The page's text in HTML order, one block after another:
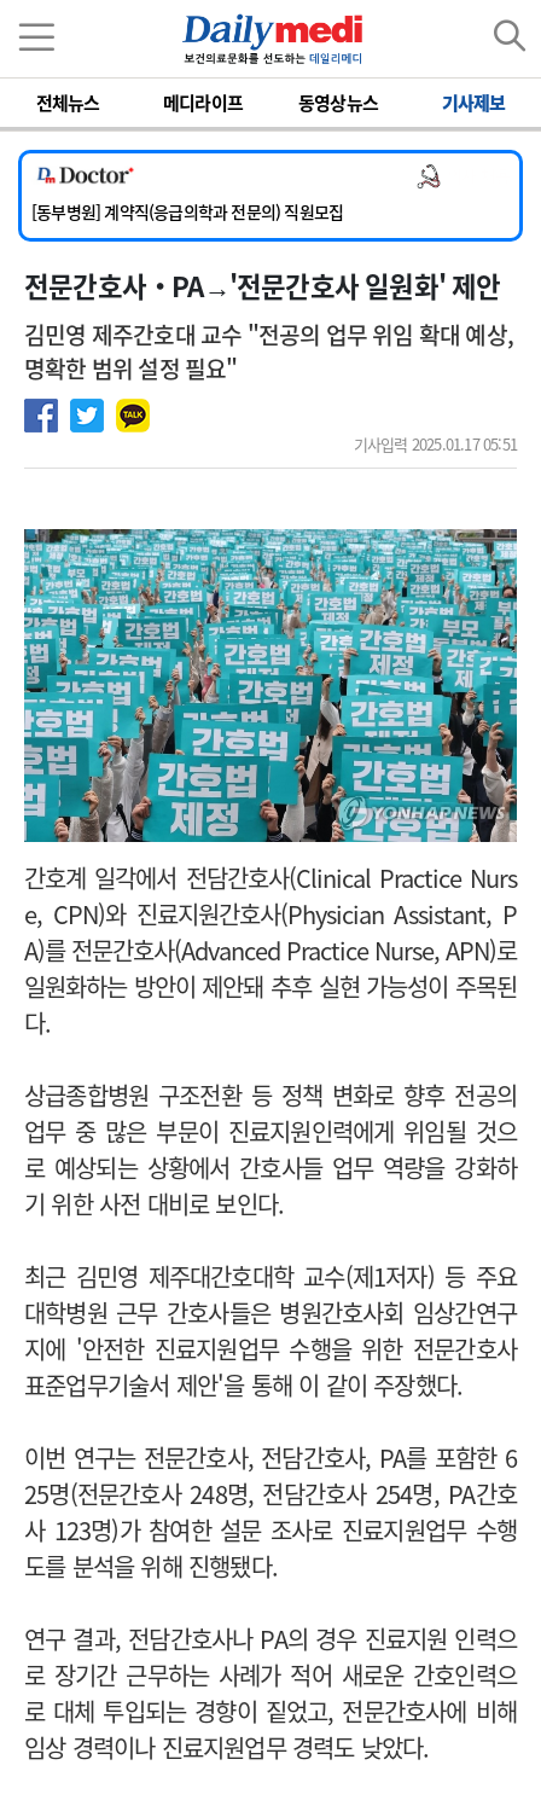
전체뉴스 메디라이프 동영상뉴스 기사제보
[서울아산병원] 2026년 하반기 인턴 모집
[영남대학교의료원] 마취통증의학과 임기제 임상의사 채용
[충남대학교병원] 소아청소년과(소아응급전담) 계약직 의사 공개채용
[동부병원] 계약직(응급의학과 전문의) 직원모집
[이대목동병원] 하반기 전공의(레지던트1년차) 모집
[서울아산병원] 2026년 하반기 인턴 모집
전문간호사‧PA→'전문간호사 일원화' 제안
김민영 제주간호대 교수 "전공의 업무 위임 확대 예상,
명확한 범위 설정 필요"
기사입력 2025.01.17 05:51
간호계 일각에서 전담간호사(Clinical Practice Nurs
e, CPN)와 진료지원간호사(Physician Assistant, P
A)를 전문간호사(Advanced Practice Nurse, APN)로
일원화하는 방안이 제안돼 추후 실현 가능성이 주목된
다.
상급종합병원 구조전환 등 정책 변화로 향후 전공의
업무 중 많은 부문이 진료지원인력에게 위임될 것으
로 예상되는 상황에서 간호사들 업무 역량을 강화하
기 위한 사전 대비로 보인다.
최근 김민영 제주대간호대학 교수(제1저자) 등 주요
대학병원 근무 간호사들은 병원간호사회 임상간연구
지에 '안전한 진료지원업무 수행을 위한 전문간호사
표준업무기술서 제안'을 통해 이 같이 주장했다.
이번 연구는 전문간호사, 전담간호사, PA를 포함한 6
25명(전문간호사 248명, 전담간호사 254명, PA간호
사 123명)가 참여한 설문 조사로 진료지원업무 수행
도를 분석을 위해 진행됐다.
연구 결과, 전담간호사나 PA의 경우 진료지원 인력으
로 장기간 근무하는 사례가 적어 새로운 간호인력으
로 대체 투입되는 경향이 짙었고, 전문간호사에 비해
임상 경력이나 진료지원업무 경력도 낮았다.